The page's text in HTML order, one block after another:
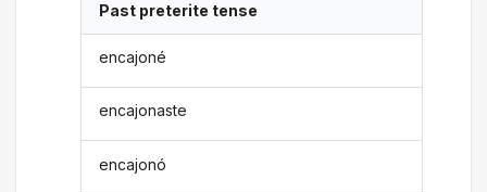
Past preterite tense
encajoné
encajonaste
encajonó